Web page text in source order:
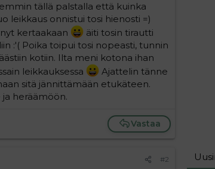
tällä palstalla että kuinka
leikkaus onnistui tosi hienosti =)
kertaakaan
äiti tosin tirautti
:'( Poika toipui tosi nopeasti, tunnin
kotiin. Ilta meni kotona ihan
leikkauksessa
Ajattelin tänne
sitä jännittämään etukäteen.
heräämöön.
Vastaa
#2